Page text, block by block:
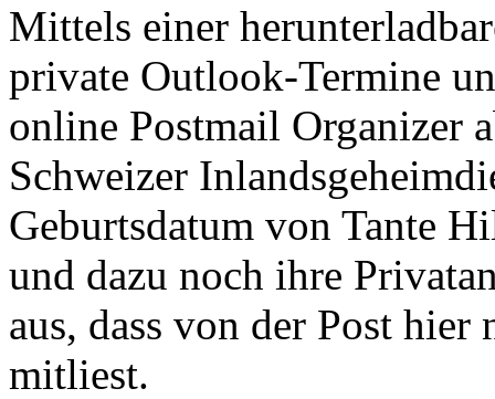
Mittels einer
private Outlook-Termine
online Postmail Organizer
Schweizer
Geburtsdatum von Tante
und dazu noch ihre
aus, dass von der Post
mitliest.